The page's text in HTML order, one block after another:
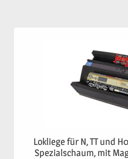
Lokliege für N, TT und
Spezialschaum, mit